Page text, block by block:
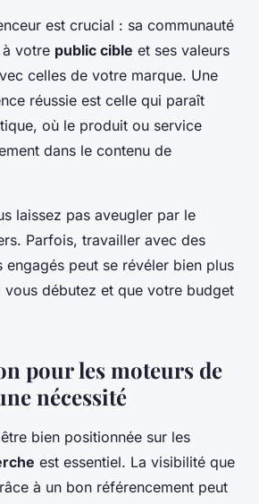
est crucial : sa communauté
votre public cible et ses valeurs
celles de votre marque. Une
réussie est celle qui paraît
où le produit ou service
dans le contenu de
laissez pas aveugler par le
Parfois, travailler avec des
engagés peut se révéler bien plus
débutez et que votre budget
pour les moteurs de
nécessité
bien positionnée sur les
est essentiel. La visibilité que
à un bon référencement peut